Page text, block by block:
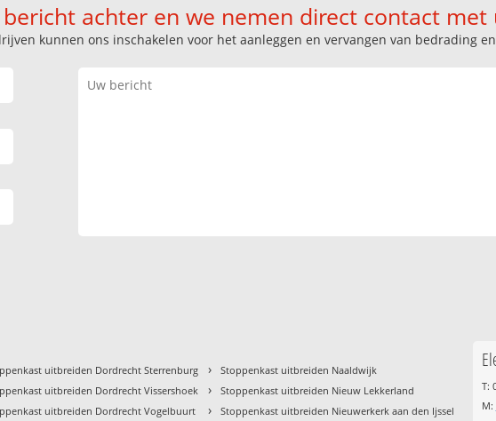
achter en we nemen direct contact met
kunnen ons inschakelen voor het aanleggen en vervangen van bedrading
uitbreiden Dordrecht Sterrenburg
uitbreiden Dordrecht Vissershoek
uitbreiden Dordrecht Vogelbuurt
› Stoppenkast uitbreiden Naaldwijk
› Stoppenkast uitbreiden Nieuw Lekkerland
› Stoppenkast uitbreiden Nieuwerkerk aan den Ijssel
T:
M: